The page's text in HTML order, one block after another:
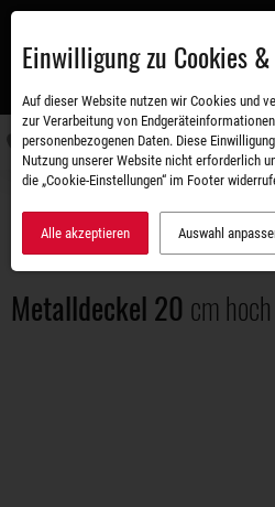
Zum
Metalldeckel 20 cm hoch
Einwilligung zu Cookies
Auf dieser Website nutzen wir Cookies und
zur Verarbeitung von
personenbezogenen Daten. Diese
Nutzung unserer Website nicht erforderlich
die „Cookie-Einstellungen“ im Footer
Alle akzeptieren Auswahl